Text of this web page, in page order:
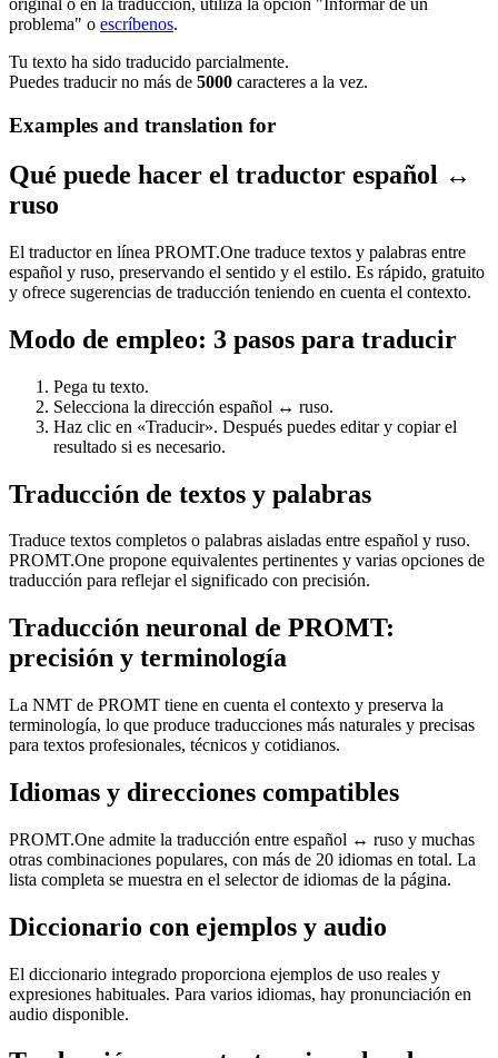
original o en la traducción, utiliza la opción "Informar de un
problema" o escríbenos.
Tu texto ha sido traducido parcialmente.
Puedes traducir no más de 5000 caracteres a la vez.
Examples and translation for
Qué puede hacer el traductor español ↔
ruso
El traductor en línea PROMT.One traduce textos y palabras entre
español y ruso, preservando el sentido y el estilo. Es rápido, gratuito
y ofrece sugerencias de traducción teniendo en cuenta el contexto.
Modo de empleo: 3 pasos para traducir
Pega tu texto.
Selecciona la dirección español ↔ ruso.
Haz clic en «Traducir». Después puedes editar y copiar el
resultado si es necesario.
Traducción de textos y palabras
Traduce textos completos o palabras aisladas entre español y ruso.
PROMT.One propone equivalentes pertinentes y varias opciones de
traducción para reflejar el significado con precisión.
Traducción neuronal de PROMT:
precisión y terminología
La NMT de PROMT tiene en cuenta el contexto y preserva la
terminología, lo que produce traducciones más naturales y precisas
para textos profesionales, técnicos y cotidianos.
Idiomas y direcciones compatibles
PROMT.One admite la traducción entre español ↔ ruso y muchas
otras combinaciones populares, con más de 20 idiomas en total. La
lista completa se muestra en el selector de idiomas de la página.
Diccionario con ejemplos y audio
El diccionario integrado proporciona ejemplos de uso reales y
expresiones habituales. Para varios idiomas, hay pronunciación en
audio disponible.